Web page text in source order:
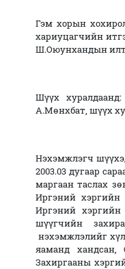
Гэм хорын
хариуцагчийн
Ш.Оюунхандын
Шүүх
А.Мөнхбат, шүүх
Нэхэмжлэгч
2003.03 дугаар
маргаан таслах
Иргэний хэргийн
Иргэний хэргийн
шүүгчийн
нэхэмжлэлийг
яаманд хандсан,
Захиргааны